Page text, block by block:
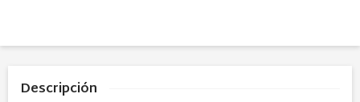
Descripción